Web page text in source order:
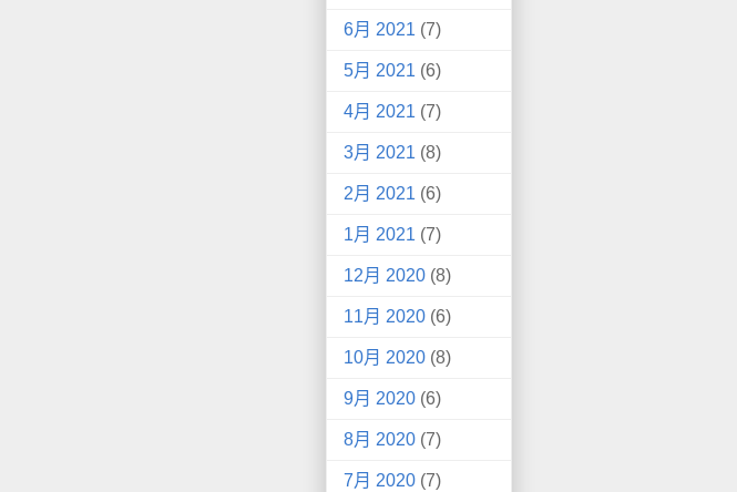
6月 2021 (7)
5月 2021 (6)
4月 2021 (7)
3月 2021 (8)
2月 2021 (6)
1月 2021 (7)
12月 2020 (8)
11月 2020 (6)
10月 2020 (8)
9月 2020 (6)
8月 2020 (7)
7月 2020 (7)